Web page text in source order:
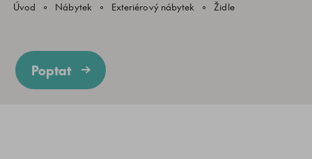
Úvod Nábytek Exteriérový nábytek Židle
Poptat